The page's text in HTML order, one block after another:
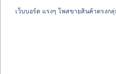
เว็บบอร์ด แรงๆ โพสขายสินค้าตรงก